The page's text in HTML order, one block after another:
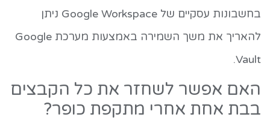
בחשבונות עסקיים של Google Workspace ניתן
להאריך את משך השמירה באמצעות מערכת Google
Vault.
האם אפשר לשחזר את כל הקבצים
בבת אחת אחרי מתקפת כופר?